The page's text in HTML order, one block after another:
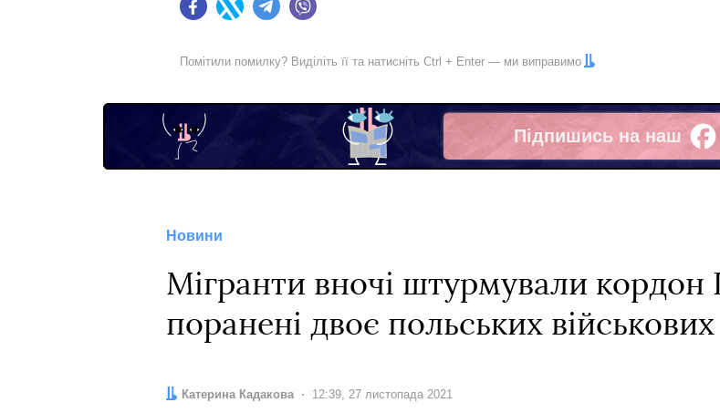
FacebookTwitter Telegram
Помітили помилку? Виділіть її та натисніть Ctrl + Enter — ми виправимо
Підпишись на наш
Facebook
Новини
Мігранти вночі штурмували кордон
поранені двоє польських військових
Автор:
Катерина Кадакова Дата:
12:39, 27 листопада 2021